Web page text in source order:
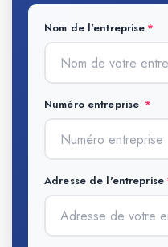
Nom de l'entreprise
Numéro entreprise
Adresse de l'entreprise